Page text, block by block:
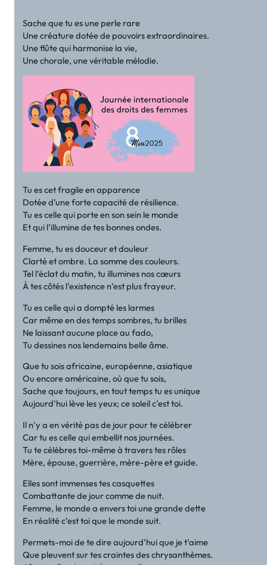
Sache que tu es une perle rare
Une créature dotée de pouvoirs extraordinaires.
Une flûte qui harmonise la vie,
Une chorale, une véritable mélodie.
Tu es cet fragile en apparence
Dotée d’une forte capacité de résilience.
Tu es celle qui porte en son sein le monde
Et qui l’illumine de tes bonnes ondes.
Femme, tu es douceur et douleur
Clarté et ombre. La somme des couleurs.
Tel l’éclat du matin, tu illumines nos cœurs
À tes côtés l’existence n’est plus frayeur.
Tu es celle qui a dompté les larmes
Car même en des temps sombres, tu brilles
Ne laissant aucune place au fado,
Tu dessines nos lendemains belle âme.
Que tu sois africaine, européenne, asiatique
Ou encore américaine, où que tu sois,
Sache que toujours, en tout temps tu es unique
Aujourd’hui lève les yeux; ce soleil c’est toi.
Il n’y a en vérité pas de jour pour te célébrer
Car tu es celle qui embellit nos journées.
Tu te célèbres toi-même à travers tes rôles
Mère, épouse, guerrière, mère-père et guide.
Elles sont immenses tes casquettes
Combattante de jour comme de nuit.
Femme, le monde a envers toi une grande dette
En réalité c’est toi que le monde suit.
Permets-moi de te dire aujourd’hui que je t’aime
Que pleuvent sur tes craintes des chrysanthèmes.